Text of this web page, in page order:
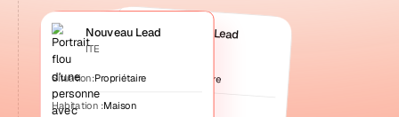
Nouveau Lead
ITE
Situation:Propriétaire
Habitation :Maison
Nouveau Lead
Situation: Propriétaire
Habitation :